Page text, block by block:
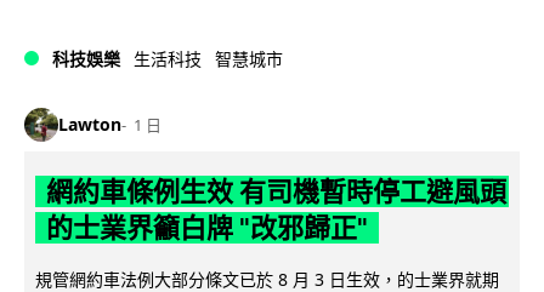
科技娛樂 生活科技 智慧城市
Lawton 1 日
網約車條例生效 有司機暫時停工避風頭
的士業界籲白牌 "改邪歸正"
規管網約車法例大部分條文已於 8 月 3 日生效，的士業界就期